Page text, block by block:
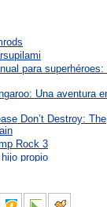
para superhéroes:
Una aventura
Don’t Destroy: The
Rock 3
propio